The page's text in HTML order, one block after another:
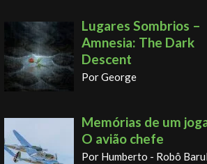
Lugares Sombrios –
Amnesia: The Dark
Descent
Por George
Memórias de um
O avião chefe
Por Humberto - Robô